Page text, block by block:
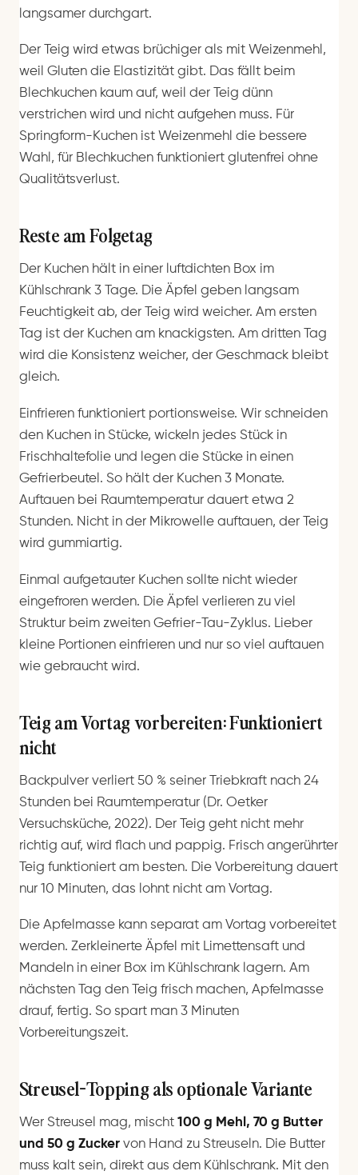
langsamer durchgart.
Der Teig wird etwas brüchiger als mit Weizenmehl,
weil Gluten die Elastizität gibt. Das fällt beim
Blechkuchen kaum auf, weil der Teig dünn
verstrichen wird und nicht aufgehen muss. Für
Springform-Kuchen ist Weizenmehl die bessere
Wahl, für Blechkuchen funktioniert glutenfrei ohne
Qualitätsverlust.
Reste am Folgetag
Der Kuchen hält in einer luftdichten Box im
Kühlschrank 3 Tage. Die Äpfel geben langsam
Feuchtigkeit ab, der Teig wird weicher. Am ersten
Tag ist der Kuchen am knackigsten. Am dritten Tag
wird die Konsistenz weicher, der Geschmack bleibt
gleich.
Einfrieren funktioniert portionsweise. Wir schneiden
den Kuchen in Stücke, wickeln jedes Stück in
Frischhaltefolie und legen die Stücke in einen
Gefrierbeutel. So hält der Kuchen 3 Monate.
Auftauen bei Raumtemperatur dauert etwa 2
Stunden. Nicht in der Mikrowelle auftauen, der Teig
wird gummiartig.
Einmal aufgetauter Kuchen sollte nicht wieder
eingefroren werden. Die Äpfel verlieren zu viel
Struktur beim zweiten Gefrier-Tau-Zyklus. Lieber
kleine Portionen einfrieren und nur so viel auftauen
wie gebraucht wird.
Teig am Vortag vorbereiten: Funktioniert
nicht
Backpulver verliert 50 % seiner Triebkraft nach 24
Stunden bei Raumtemperatur (Dr. Oetker
Versuchsküche, 2022). Der Teig geht nicht mehr
richtig auf, wird flach und pappig. Frisch angerührter
Teig funktioniert am besten. Die Vorbereitung dauert
nur 10 Minuten, das lohnt nicht am Vortag.
Die Apfelmasse kann separat am Vortag vorbereitet
werden. Zerkleinerte Äpfel mit Limettensaft und
Mandeln in einer Box im Kühlschrank lagern. Am
nächsten Tag den Teig frisch machen, Apfelmasse
drauf, fertig. So spart man 3 Minuten
Vorbereitungszeit.
Streusel-Topping als optionale Variante
Wer Streusel mag, mischt 100 g Mehl, 70 g Butter
und 50 g Zucker von Hand zu Streuseln. Die Butter
muss kalt sein, direkt aus dem Kühlschrank. Mit den